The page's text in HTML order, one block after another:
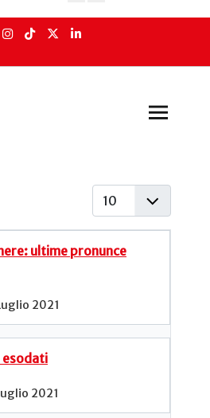
Visualizza #
ultime pronunce
2021
esodati
2021